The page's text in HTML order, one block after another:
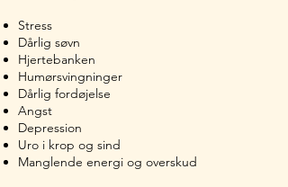
Stress
Dårlig søvn
Hjertebanken
Humørsvingninger
Dårlig fordøjelse
Angst
Depression
Uro i krop og sind
Manglende energi og overskud